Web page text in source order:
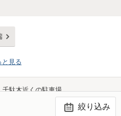
絞り込み
と見る
千駄木近くの駐車場
All Rights Reserved.